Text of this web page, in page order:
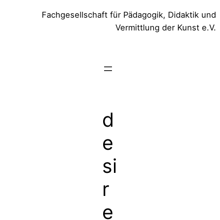
Fachgesellschaft für Pädagogik, Didaktik und
Vermittlung der Kunst e.V.
d
e
si
r
e